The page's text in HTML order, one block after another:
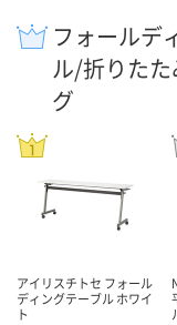
フォールデ
ル/折りた
グ
アイリスチトセ フォール
ディングテーブル ホワイ
ト